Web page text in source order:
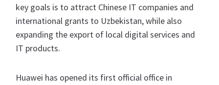
key goals is to attract Chinese IT companies and
international grants to Uzbekistan, while also
expanding the export of local digital services and
IT products.
Huawei has opened its first official office in